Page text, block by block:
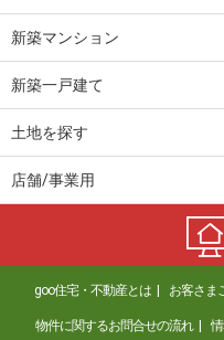
新築マンション
新築一戸建て
土地を探す
店舗/事業用
goo住宅・不動産とは お客さま
物件に関するお問合せの流れ